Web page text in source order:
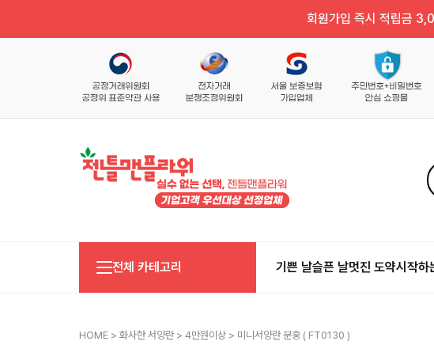
회원가입 즉시 적립금
전체 카테고리 기쁜 날슬픈 날멋진 도약시작하
HOME > 화사한 서양란> 4만원이상 > 미니서양란 분홍 ( FT0130 )